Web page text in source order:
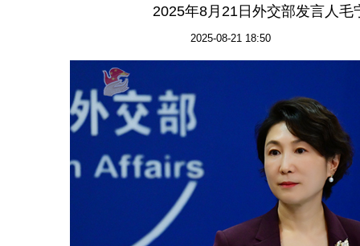
2025年8月21日外交部发言人毛
2025-08-21 18:50